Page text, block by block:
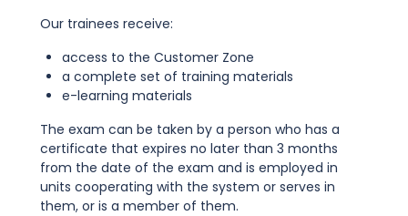
Our trainees receive:
access to the Customer Zone
a complete set of training materials
e-learning materials
The exam can be taken by a person who has a
certificate that expires no later than 3 months
from the date of the exam and is employed in
units cooperating with the system or serves in
them, or is a member of them.